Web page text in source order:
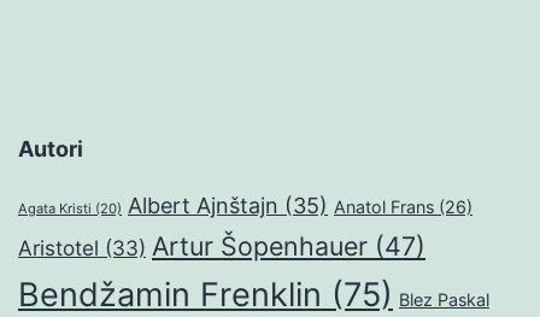
Autori
Agata Kristi (20) Albert Ajnštajn (35) Anatol Frans (26)
Aristotel (33) Artur Šopenhauer (47)
Bendžamin Frenklin (75) Blez Paskal